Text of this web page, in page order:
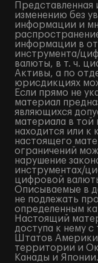
изменению без
информации и
информации в
инструмента/
валюты, в т. ч.
Активы, а по
юрисдикциях
Если прямо не
материал
являющихся
материала в
находится или к
настоящего
ограничений
нарушение
инструментах/
цифровой
Описываемые в
не подлежать
определенным
Настоящий
доступа к нему
Штатов Америки
территории и
Канады и Японии.